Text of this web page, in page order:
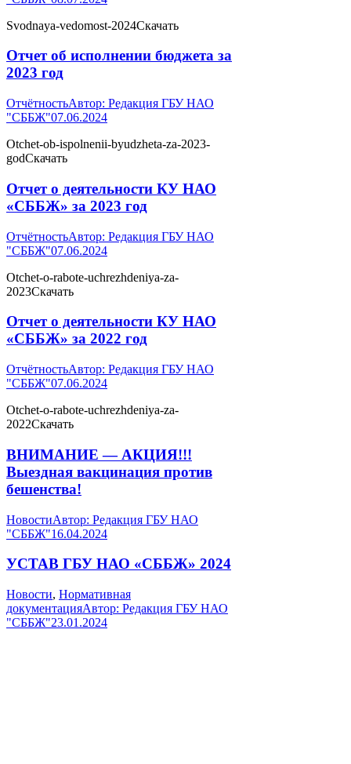
Svodnaya-vedomost-2024Скачать
Отчет об исполнении бюджета за
2023 год
ОтчётностьАвтор: Редакция ГБУ НАО
"СББЖ"07.06.2024
Otchet-ob-ispolnenii-byudzheta-za-2023-
godСкачать
Отчет о деятельности КУ НАО
«СББЖ» за 2023 год
ОтчётностьАвтор: Редакция ГБУ НАО
"СББЖ"07.06.2024
Otchet-o-rabote-uchrezhdeniya-za-
2023Скачать
Отчет о деятельности КУ НАО
«СББЖ» за 2022 год
ОтчётностьАвтор: Редакция ГБУ НАО
"СББЖ"07.06.2024
Otchet-o-rabote-uchrezhdeniya-za-
2022Скачать
ВНИМАНИЕ — АКЦИЯ!!!
Выездная вакцинация против
бешенства!
НовостиАвтор: Редакция ГБУ НАО
"СББЖ"16.04.2024
УСТАВ ГБУ НАО «СББЖ» 2024
Новости, Нормативная
документацияАвтор: Редакция ГБУ НАО
"СББЖ"23.01.2024